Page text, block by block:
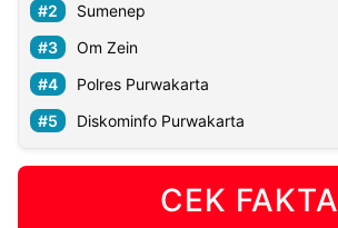
Sumenep
Om Zein
Polres Purwakarta
Diskominfo Purwakarta
CEK FAKTA